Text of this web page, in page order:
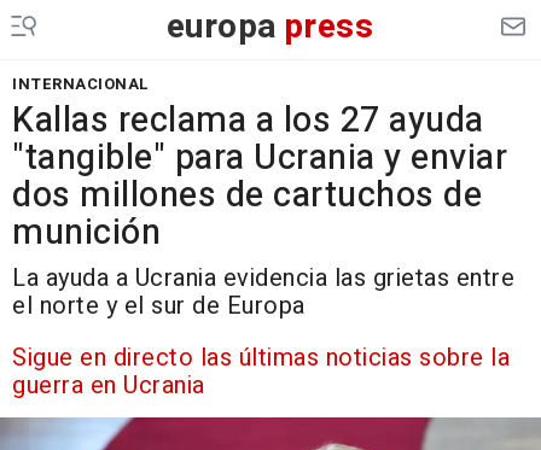
europa press
INTERNACIONAL
Kallas reclama a los 27 ayuda
"tangible" para Ucrania y enviar
dos millones de cartuchos de
munición
La ayuda a Ucrania evidencia las grietas entre
el norte y el sur de Europa
Sigue en directo las últimas noticias sobre la
guerra en Ucrania